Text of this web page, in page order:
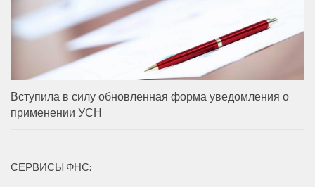
Вступила в силу обновленная форма уведомления о
применении УСН
СЕРВИСЫ ФНС: